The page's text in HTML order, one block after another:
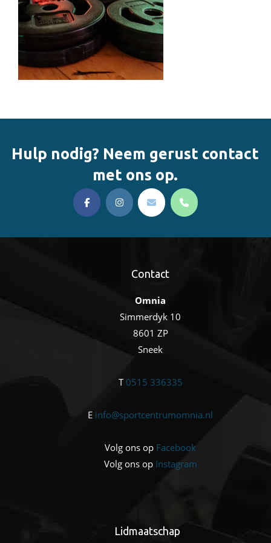
Hulp nodig? Neem gerust contact
met ons op.
Contact
Omnia
Simmerdyk 10
8601 ZP
Sneek
T0515 336335
E info@sportcentrumomnia.nl
Volg ons op Facebook
Volg ons op Instagram
Lidmaatschap